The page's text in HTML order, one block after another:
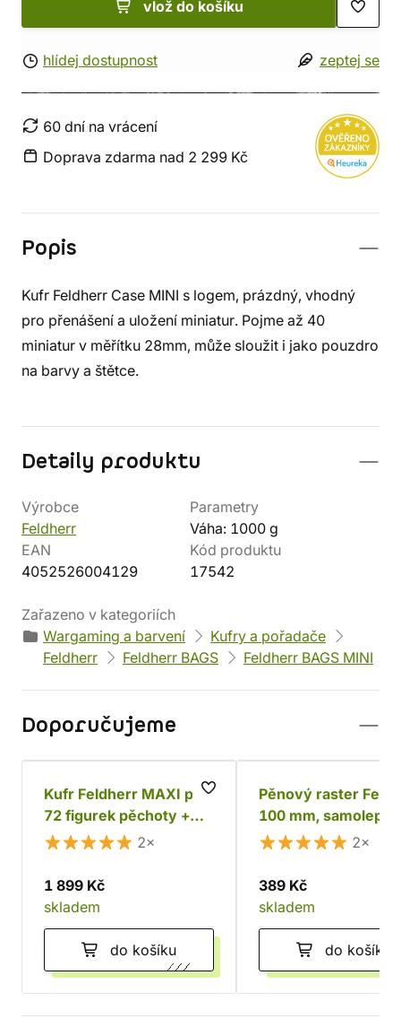
vlož do košíku
hlídej dostupnost zeptej se
60 dní na vrácení
Doprava zdarma nad 2 299 Kč
Popis
Kufr Feldherr Case MINI s logem, prázdný, vhodný
pro přenášení a uložení miniatur. Pojme až 40
miniatur v měřítku 28mm, může sloužit i jako pouzdro
na barvy a štětce.
Detaily produktu
Výrobce
Feldherr
Parametry
Váha: 1000 g
EAN
4052526004129
Kód produktu
17542
Zařazeno v kategoriích
Wargaming a barvení
Kufry a pořadače
Feldherr
Feldherr BAGS Feldherr BAGS MINI
Doporučujeme
Kufr Feldherr MAXI pro
72 figurek pěchoty +
tanky a monstra
2×
1 899 Kč
skladem
do košíku
Pěnový raster
100 mm, samolepící
2×
389 Kč
skladem
do košíku